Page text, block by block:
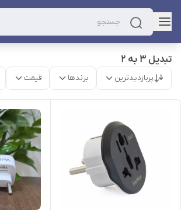
تبدیل ۳ به ۲
پربازدیدترین برندها قیمت